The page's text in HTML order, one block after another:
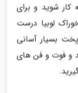
کار شوید و برای
لوبیا درست
بسیار آسانی
و فوت و فن های